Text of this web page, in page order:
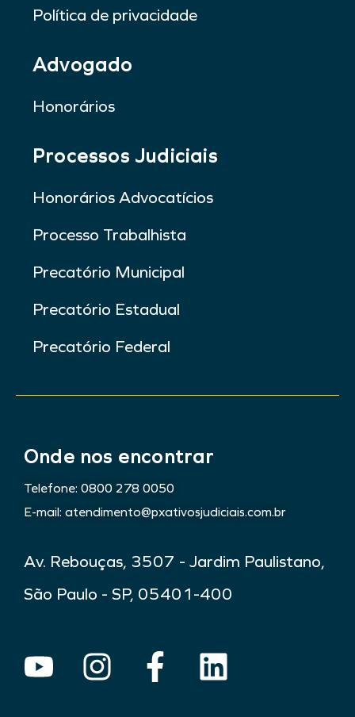
Política de privacidade
Advogado
Honorários
Processos Judiciais
Honorários Advocatícios
Processo Trabalhista
Precatório Municipal
Precatório Estadual
Precatório Federal
Onde nos encontrar
Telefone: 0800 278 0050
E-mail: atendimento@pxativosjudiciais.com.br
Av. Rebouças, 3507 - Jardim Paulistano,
São Paulo - SP, 05401-400